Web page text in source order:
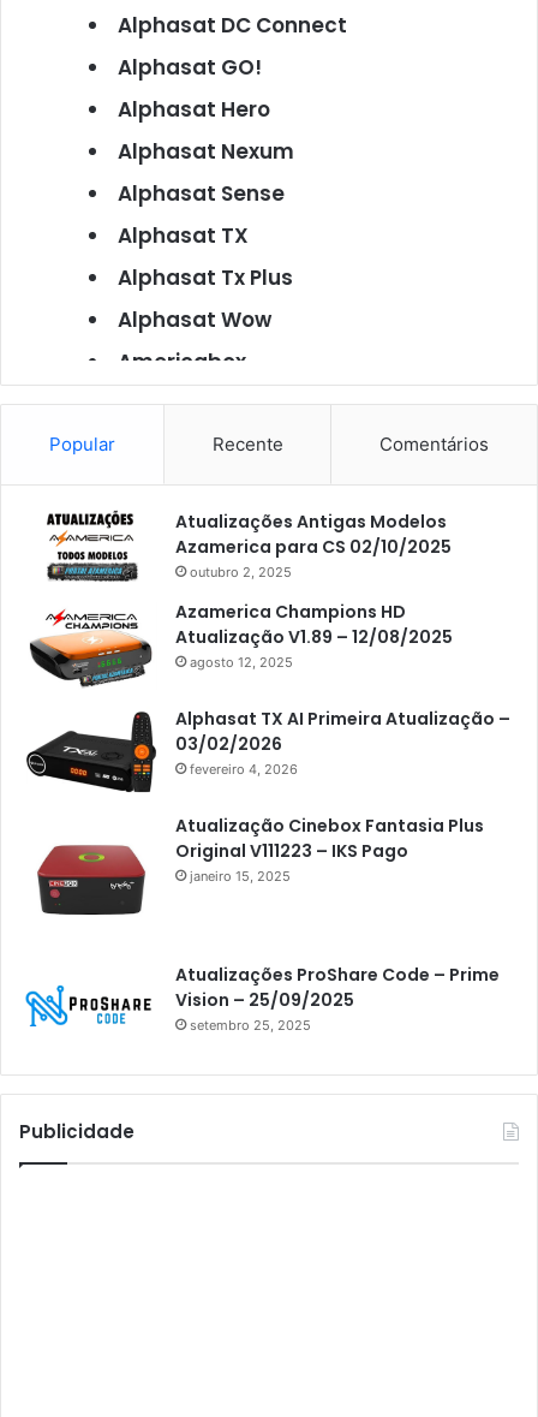
Alphasat DC Connect
Alphasat GO!
Alphasat Hero
Alphasat Nexum
Alphasat Sense
Alphasat TX
Alphasat Tx Plus
Alphasat Wow
Americabox
Americabox S101
Americabox S105
Americabox S105 Plus
Americabox S205
Americabox S205 Plus
Americabox S305 Plus
Artcom
Athomics
Athomics Eon
Athomics i3
Athomics i3 Bold
Athomics Inspire Qi
Athomics Inspire Qi Lite
Athomics S3
Athomics T3
Atto
AttoNet
Popular Recente Comentários
Atualizações Antigas Modelos
Azamerica para CS 02/10/2025
outubro 2, 2025
Azamerica Champions HD
Atualização V1.89 – 12/08/2025
agosto 12, 2025
Alphasat TX AI Primeira Atualização –
03/02/2026
fevereiro 4, 2026
Atualização Cinebox Fantasia Plus
Original V111223 – IKS Pago
janeiro 15, 2025
Atualizações ProShare Code – Prime
Vision – 25/09/2025
setembro 25, 2025
Publicidade